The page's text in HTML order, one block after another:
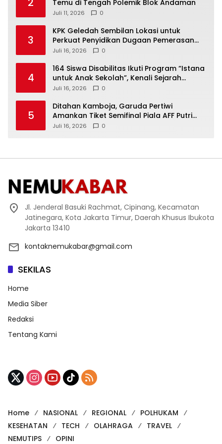
Temu di Tengah Polemik Blok Andaman
Juli 11, 2026 0
3
KPK Geledah Sembilan Lokasi untuk
Perkuat Penyidikan Dugaan Pemerasan
Bupati Sukoharjo Nonaktif
Juli 16, 2026 0
4
164 Siswa Disabilitas Ikuti Program “Istana
untuk Anak Sekolah”, Kenali Sejarah
Bangsa dan Pemerintahan
Juli 16, 2026 0
5
Ditahan Kamboja, Garuda Pertiwi
Amankan Tiket Semifinal Piala AFF Putri
2026
Juli 16, 2026 0
Jl. Jenderal Basuki Rachmat, Cipinang, Kecamatan
Jatinegara, Kota Jakarta Timur, Daerah Khusus Ibukota
Jakarta 13410
kontaknemukabar@gmail.com
SEKILAS
Home
Media Siber
Redaksi
Tentang Kami
Home NASIONAL REGIONAL
POLHUKAM
KESEHATAN
TECH OLAHRAGA
TRAVEL
NEMUTIPS
OPINI